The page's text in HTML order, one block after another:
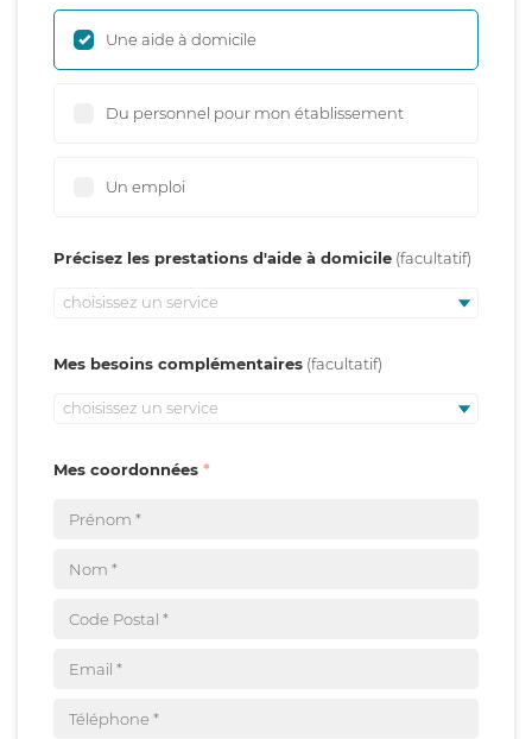
Une aide à domicile
Du personnel pour mon établissement
Un emploi
Précisez les prestations d'aide à domicile
choisissez un service
Mes besoins complémentaires
choisissez un service
Mes coordonnées